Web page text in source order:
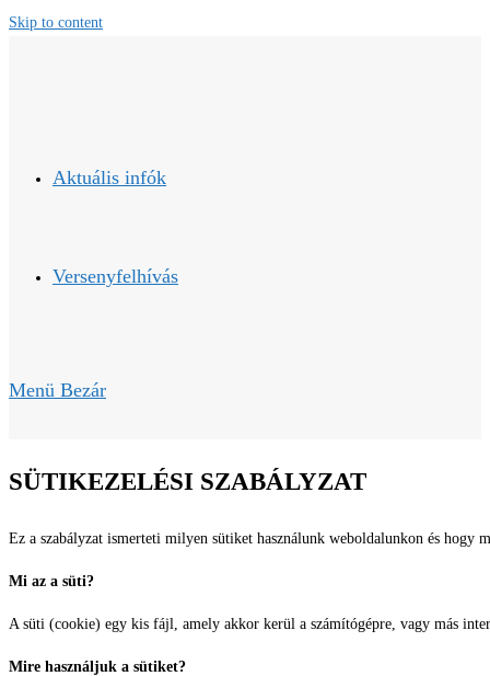
Skip to content
Aktuális infók
Versenyfelhívás
Menü Bezár
SÜTIKEZELÉSI SZABÁLYZAT
Ez a szabályzat ismerteti milyen sütiket használunk weboldalunkon és hogy
Mi az a süti?
A süti (cookie) egy kis fájl, amely akkor kerül a számítógépre, vagy más
Mire használjuk a sütiket?